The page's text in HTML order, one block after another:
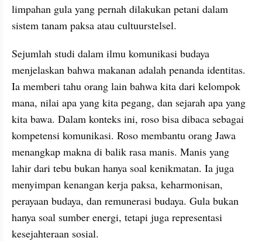
limpahan gula yang pernah dilakukan petani dalam
sistem tanam paksa atau cultuurstelsel.
Sejumlah studi dalam ilmu komunikasi budaya
menjelaskan bahwa makanan adalah penanda identitas.
Ia memberi tahu orang lain bahwa kita dari kelompok
mana, nilai apa yang kita pegang, dan sejarah apa yang
kita bawa. Dalam konteks ini, roso bisa dibaca sebagai
kompetensi komunikasi. Roso membantu orang Jawa
menangkap makna di balik rasa manis. Manis yang
lahir dari tebu bukan hanya soal kenikmatan. Ia juga
menyimpan kenangan kerja paksa, keharmonisan,
perayaan budaya, dan remunerasi budaya. Gula bukan
hanya soal sumber energi, tetapi juga representasi
kesejahteraan sosial.